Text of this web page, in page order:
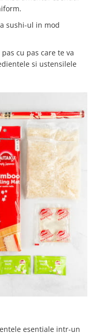
sushi-ul in mod
cu pas care te va
si ustensilele
esentiale intr-un